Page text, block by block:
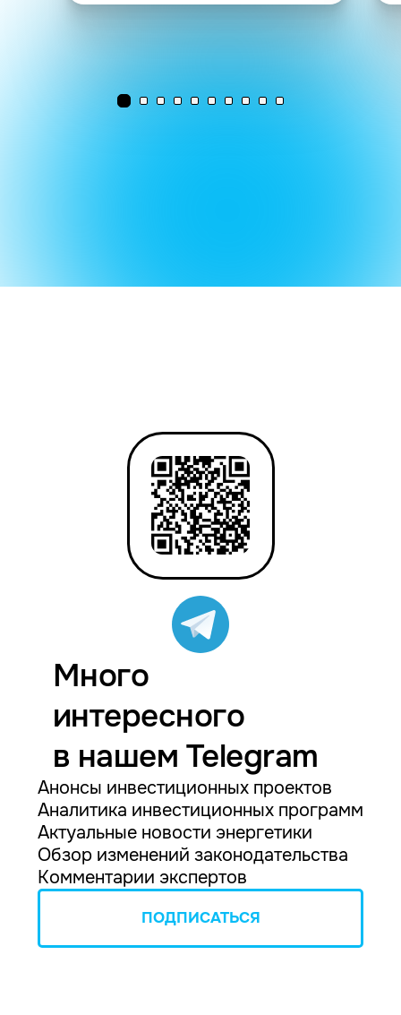
Много
интересного
в нашем Telegram
Анонсы инвестиционных проектов
Аналитика инвестиционных программ
Актуальные новости энергетики
Обзор изменений законодательства
Комментарии экспертов
ПОДПИСАТЬСЯ